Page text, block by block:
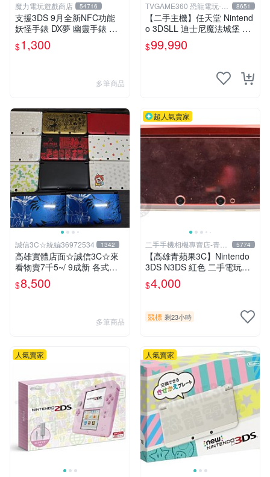
魔力電玩遊戲商店 54716
支援3DS 9月全新NFC功能
妖怪手錶 DX夢 幽靈手錶 專
用徽章 夢02 地獄 抓住夢想的
機會整盒20包【板橋魔力】
$1,300
多筆商品
TVGAME360 恐龍電玩-台
中店
8651
【二手主機】任天堂 Nintend
o 3DSLL 迪士尼魔法城堡 限
定主機 附充電器 (不含遊戲)
【台中恐龍電玩】
$99,990
誠信3C☆統編36972534 1342
高雄實體店面☆誠信3C☆來
看物賣7千5~/ 9成新 各式限
定版 無改機 任天堂 3DS LL
日規主機 二手功能正常 也可
$8,500
多筆商品
超人氣賣家
二手手機相機專賣店-青蘋
果3c
5774
【高雄青蘋果3C】Nintendo
3DS N3DS 紅色 二手電玩主
機#102241
$4,000
競標 剩23小時
人氣賣家 人氣賣家